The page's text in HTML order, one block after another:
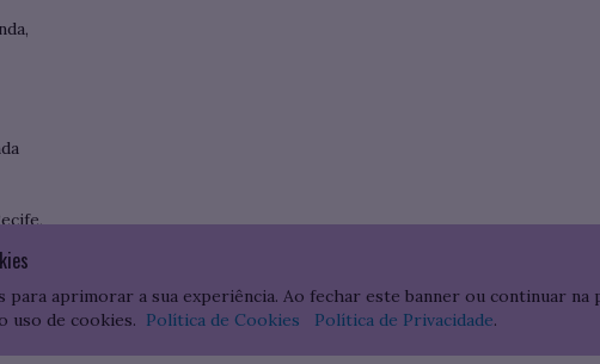
para aprimorar a sua experiência. Ao fechar este banner ou continuar na
uso de cookies. Política de Cookies Política de Privacidade.